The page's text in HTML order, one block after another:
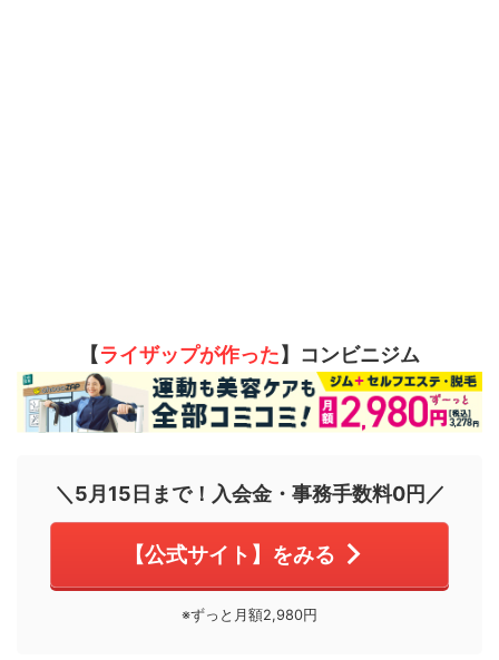
【ライザップが作った】コンビニジム
＼5月15日まで！入会金・事務手数料0円／
【公式サイト】をみる
※ずっと月額2,980円